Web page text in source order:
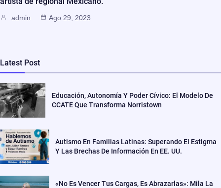
admin Ago 29, 2023
Latest Post
Educación, Autonomía Y Poder Cívico: El Modelo De
CCATE Que Transforma Norristown
Autismo En Familias Latinas: Superando El Estigma
Y Las Brechas De Información En EE. UU.
«No Es Vencer Tus Cargas, Es Abrazarlas»: Mila La